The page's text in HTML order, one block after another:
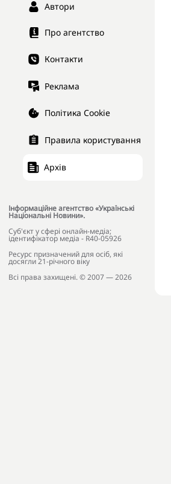
Автори
Про агентство
Контакти
Реклама
Політика Cookie
Правила користування
Архів
Інформаційне агентство «Українські
Національні Новини».
Cуб'єкт у сфері онлайн-медіа;
ідентифікатор медіа - R40-05926
Ресурс призначений для осіб, які
досягли 21-річного віку
Всі права захищені. © 2007 — 2026